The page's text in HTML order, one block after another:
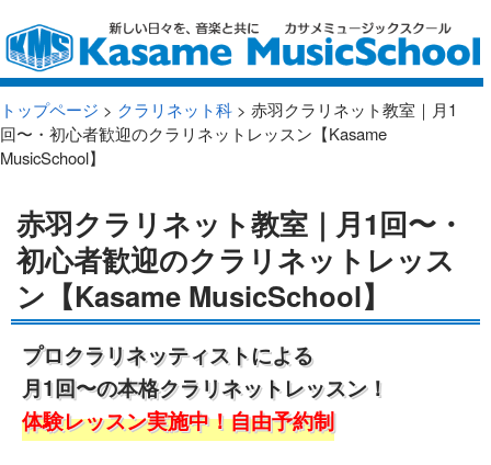
トップページ > クラリネット科 > 赤羽クラリネット教室｜月1
回〜・初心者歓迎のクラリネットレッスン【Kasame
MusicSchool】
赤羽クラリネット教室｜月1回〜・
初心者歓迎のクラリネットレッス
ン【Kasame MusicSchool】
プロクラリネッティストによる
月1回〜の本格クラリネットレッスン！
体験レッスン実施中！自由予約制